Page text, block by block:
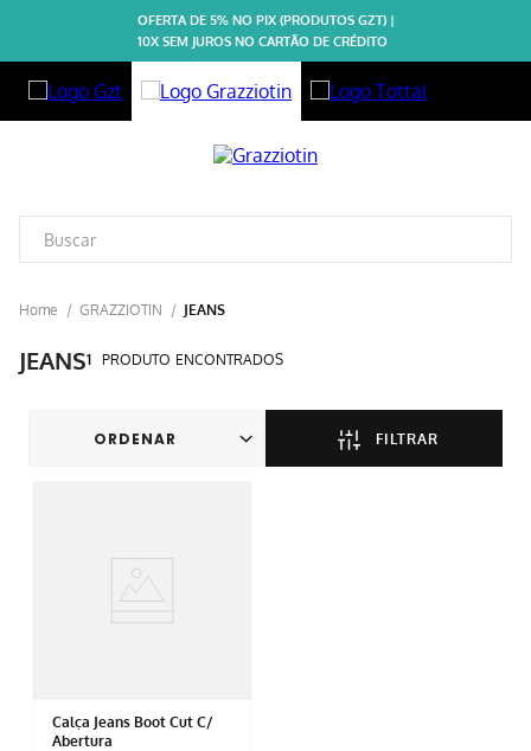
OFERTA DE 5% NO PIX (PRODUTOS GZT) |
10X SEM JUROS NO CARTÃO DE CRÉDITO
GRAZZIOTIN JEANS
JEANS1 PRODUTO
FILTRAR
Calça Jeans Boot Cut C/
Abertura